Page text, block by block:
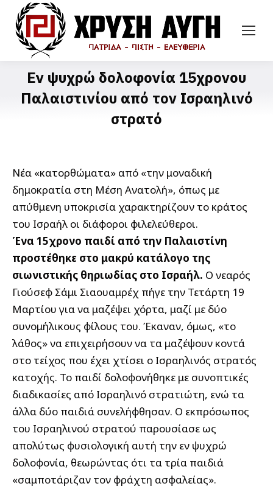
Εν ψυχρώ δολοφονία 15χρονου
Παλαιστινίου από τον Ισραηλινό
στρατό
Νέα «κατορθώματα» από «την μοναδική
δημοκρατία στη Μέση Ανατολή», όπως με
απύθμενη υποκρισία χαρακτηρίζουν το κράτος
του Ισραήλ οι διάφοροι φιλελεύθεροι.
Ένα 15χρονο παιδί από την Παλαιστίνη
προστέθηκε στο μακρύ κατάλογο της
σιωνιστικής θηριωδίας στο Ισραήλ. Ο νεαρός
Γιούσεφ Σάμι Σιαουαμρέχ πήγε την Τετάρτη 19
Μαρτίου για να μαζέψει χόρτα, μαζί με δύο
συνομήλικους φίλους του. Έκαναν, όμως, «το
λάθος» να επιχειρήσουν να τα μαζέψουν κοντά
στο τείχος που έχει χτίσει ο Ισραηλινός στρατός
κατοχής. Το παιδί δολοφονήθηκε με συνοπτικές
διαδικασίες από Ισραηλινό στρατιώτη, ενώ τα
άλλα δύο παιδιά συνελήφθησαν. Ο εκπρόσωπος
του Ισραηλινού στρατού παρουσίασε ως
απολύτως φυσιολογική αυτή την εν ψυχρώ
δολοφονία, θεωρώντας ότι τα τρία παιδιά
«σαμποτάριζαν τον φράχτη ασφαλείας».